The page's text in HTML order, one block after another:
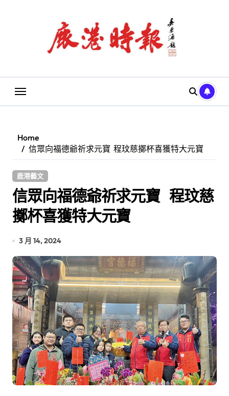
Home
信眾向福德爺祈求元寶 程玟慈擲杯喜獲特大元寶
鹿港藝文
信眾向福德爺祈求元寶 程玟慈
擲杯喜獲特大元寶
3 月 14, 2024